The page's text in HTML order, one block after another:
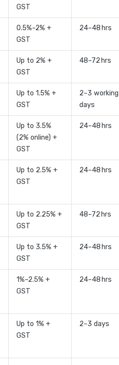
GST
0.5%–2% +
GST
24–48 hrs
Up to 2% +
GST
48–72 hrs
Up to 1.5% +
GST
2–3 working
days
Up to 3.5%
(2% online) +
GST
24–48 hrs
Up to 2.5% +
GST
24–48 hrs
Up to 2.25% +
GST
48–72 hrs
Up to 3.5% +
GST
24–48 hrs
1%–2.5% +
GST
24–48 hrs
Up to 1% +
GST
2–3 days